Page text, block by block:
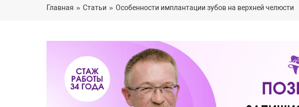
Главная » Статьи » Особенности имплантации зубов на верхней челюсти